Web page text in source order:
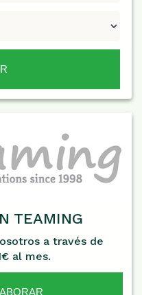
TEAMING
a través de
al mes.